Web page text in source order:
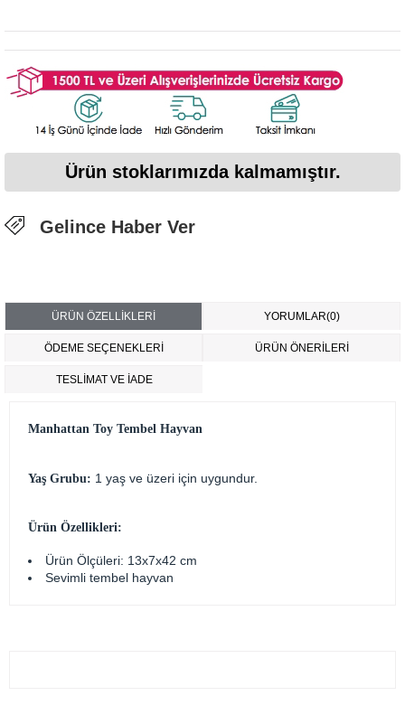
Ürün stoklarımızda kalmamıştır.
Gelince Haber Ver
ÜRÜN ÖZELLIKLERI YORUMLAR(0)
ÖDEME SEÇENEKLERI ÜRÜN ÖNERILERI
TESLİMAT VE İADE
Manhattan Toy Tembel Hayvan
Yaş Grubu: 1 yaş ve üzeri için uygundur.
Ürün Özellikleri:
Ürün Ölçüleri: 13x7x42 cm
Sevimli tembel hayvan